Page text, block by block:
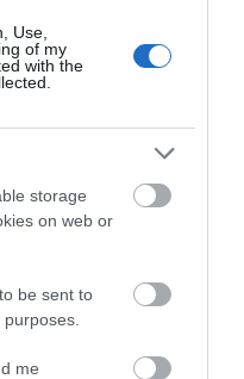
Use,
of my
with the
storage
on web or
be sent to
me
της Άνδρου, τα χωριά της
τι κάνει αυτό το νησί
την αγροτική ζωή που
δεν έχει αλλοιωθεί από
από αυτά: